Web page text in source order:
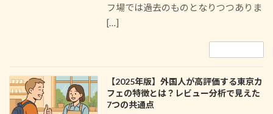
フ場では過去のものとなりつつありま
[…]
【2025年版】外国人が高評価する東京カ
フェの特徴とは？レビュー分析で見えた
7つの共通点